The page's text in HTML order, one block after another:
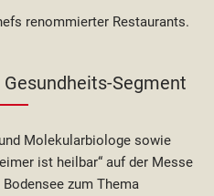
renommierter Restaurants.
Segment
Molekularbiologe sowie
ist heilbar“ auf der Messe
zum Thema